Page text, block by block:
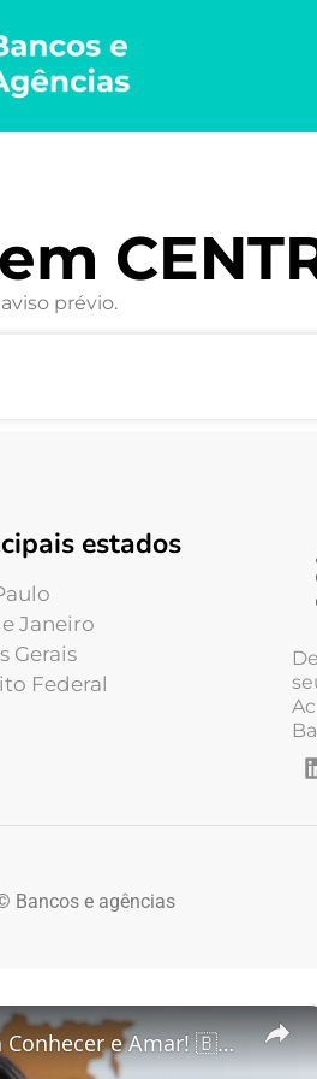
prévio.
estados
Janeiro
Gerais
Federal
Bancos e agências
×
5 Destinos Baratos no Brasil Para Conhecer e Amar! 🇧🇷✨